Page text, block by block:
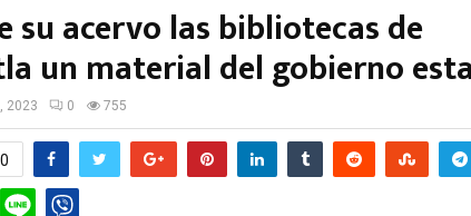
su acervo las bibliotecas de
un material del gobierno
2023 0 755
0